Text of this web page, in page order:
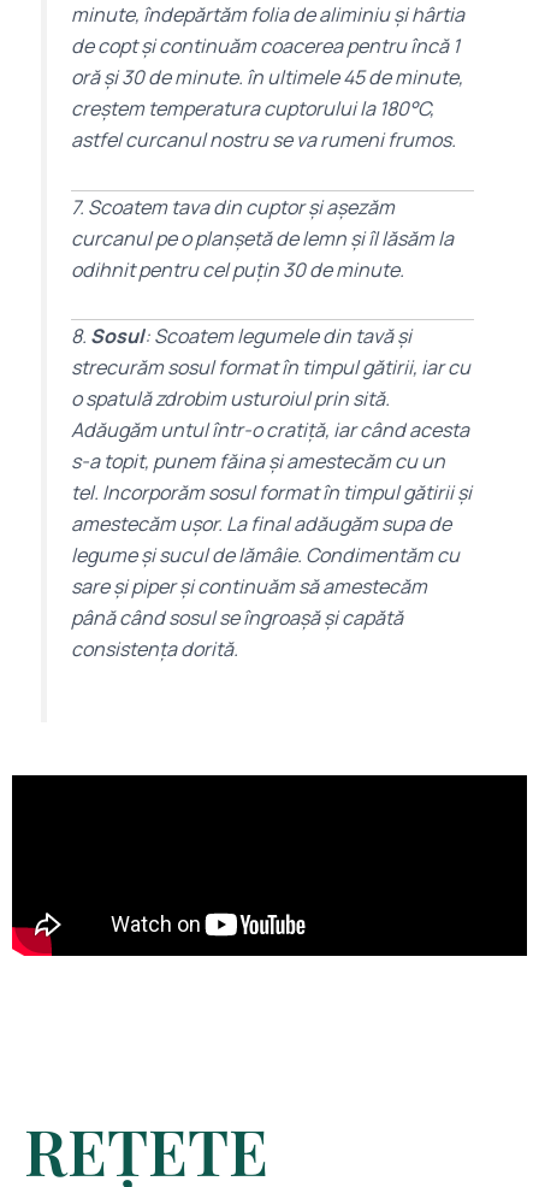
minute, îndepărtăm folia de aliminiu și hârtia
de copt și continuăm coacerea pentru încă 1
oră și 30 de minute. în ultimele 45 de minute,
creștem temperatura cuptorului la 180°C,
astfel curcanul nostru se va rumeni frumos.
7. Scoatem tava din cuptor și așezăm
curcanul pe o planșetă de lemn și îl lăsăm la
odihnit pentru cel puțin 30 de minute.
8. Sosul: Scoatem legumele din tavă și
strecurăm sosul format în timpul gătirii, iar cu
o spatulă zdrobim usturoiul prin sită.
Adăugăm untul într-o cratiță, iar când acesta
s-a topit, punem făina și amestecăm cu un
tel. Incorporăm sosul format în timpul gătirii și
amestecăm ușor. La final adăugăm supa de
legume și sucul de lămâie. Condimentăm cu
sare și piper și continuăm să amestecăm
până când sosul se îngroașă și capătă
consistența dorită.
REȚETE